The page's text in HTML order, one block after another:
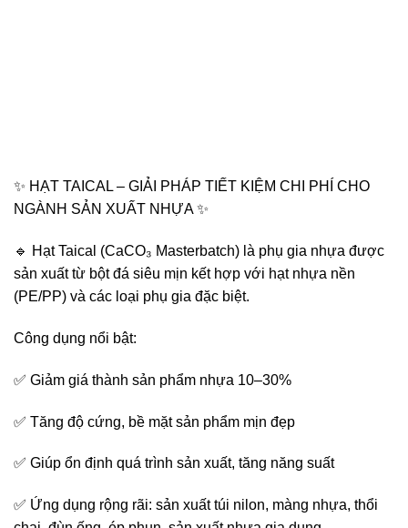
✨ HẠT TAICAL – GIẢI PHÁP TIẾT KIỆM CHI PHÍ CHO
NGÀNH SẢN XUẤT NHỰA ✨
🔹 Hạt Taical (CaCO₃ Masterbatch) là phụ gia nhựa được
sản xuất từ bột đá siêu mịn kết hợp với hạt nhựa nền
(PE/PP) và các loại phụ gia đặc biệt.
Công dụng nổi bật:
✅ Giảm giá thành sản phẩm nhựa 10–30%
✅ Tăng độ cứng, bề mặt sản phẩm mịn đẹp
✅ Giúp ổn định quá trình sản xuất, tăng năng suất
✅ Ứng dụng rộng rãi: sản xuất túi nilon, màng nhựa, thổi